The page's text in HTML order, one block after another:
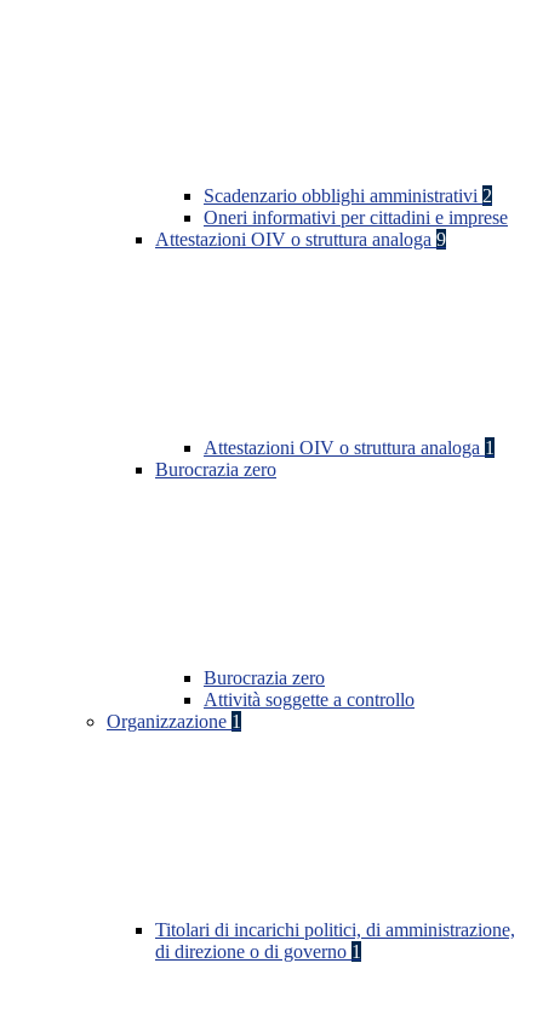
Scadenzario obblighi amministrativi 2
Oneri informativi per cittadini e imprese
Attestazioni OIV o struttura analoga 9
Attestazioni OIV o struttura analoga 1
Burocrazia zero
Burocrazia zero
Attività soggette a controllo
Organizzazione 1
Titolari di incarichi politici, di amministrazione,
di direzione o di governo 1